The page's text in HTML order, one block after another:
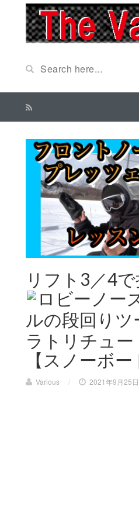
リフト3／4で
ロビーノー
ルの段回りツ
ラトリチュー
【スノーボー
Various / 2021年9月25日